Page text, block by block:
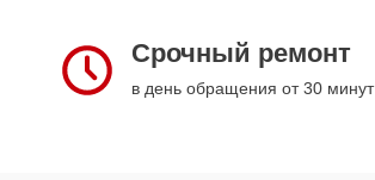
Срочный ремонт
в день обращения от 30 минут